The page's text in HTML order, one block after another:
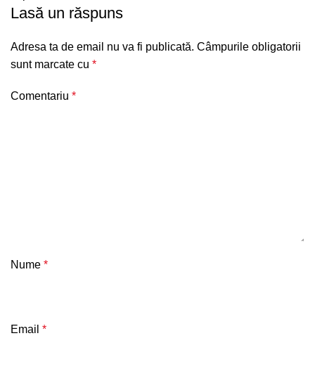
Lasă un răspuns
Adresa ta de email nu va fi publicată. Câmpurile obligatorii
sunt marcate cu *
Comentariu *
Nume *
Email *